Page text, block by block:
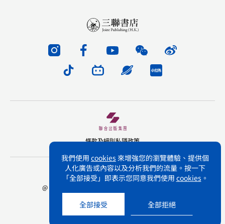
我們使用 cookies 來增強您的瀏覽體驗、提供個
人化廣告或內容以及分析我們的流量。按一下
「全部接受」即表示您同意我們使用 cookies 。
全部接受 全部拒絕
版權所有 不得轉載 三聯書店(香港)有限公司
@ Joint Publishing (Hong Kong) Company Limited.
All rights reserved.
條款及細則私隱政策